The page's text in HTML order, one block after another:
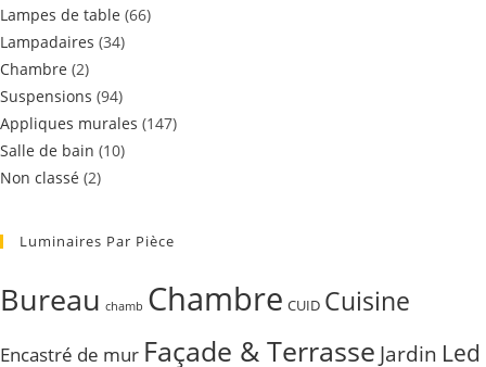
Lampes de table (66)
Lampadaires (34)
Chambre (2)
Suspensions (94)
Appliques murales (147)
Salle de bain (10)
Non classé (2)
Luminaires Par Pièce
Bureau chamb Chambre CUID Cuisine
Encastré de mur Façade & Terrasse Jardin Led